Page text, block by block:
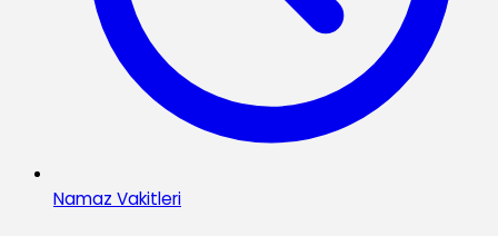
Namaz Vakitleri